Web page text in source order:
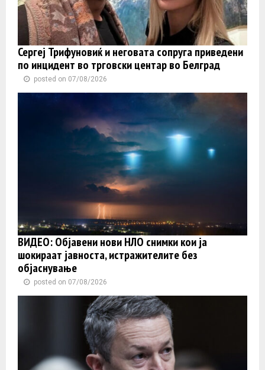
Сергеј Трифуновиќ и неговата сопруга приведени
по инцидент во трговски центар во Белград
posted on 07/08/2026
ВИДЕО: Објавени нови НЛО снимки кои ја
шокираат јавноста, истражителите без
објаснување
posted on 07/08/2026